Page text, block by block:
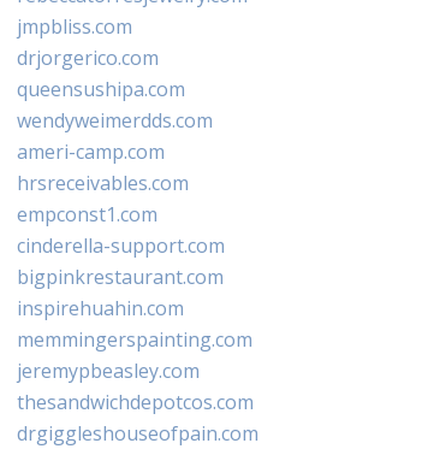
jmpbliss.com
drjorgerico.com
queensushipa.com
wendyweimerdds.com
ameri-camp.com
hrsreceivables.com
empconst1.com
cinderella-support.com
bigpinkrestaurant.com
inspirehuahin.com
memmingerspainting.com
jeremypbeasley.com
thesandwichdepotcos.com
drgiggleshouseofpain.com